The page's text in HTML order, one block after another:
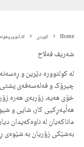
Home کوردی
شەریف فەلاح
لە کولتوورە دێرین و
چیرۆک و فەلەسەفەی پشتی
خۆی هەیە، زۆربەی هەرە
هەڵپەڕکیی کار، شایی و
ماناکەیان لە ناوەکەیدان
بەشێکی زۆریان بە شێوەی